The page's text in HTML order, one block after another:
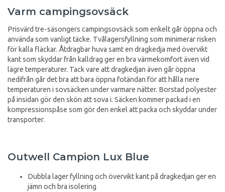
Varm campingsovsäck
Prisvärd tre-säsongers campingsovsäck som enkelt går öppna och
använda som vanligt täcke. Tvålagersfyllning som minimerar risken
för kalla fläckar. Åtdragbar huva samt en dragkedja med övervikt
kant som skyddar från kalldrag ger en bra värmekomfort även vid
lägre temperaturer. Tack vare att dragkedjan även går öppna
nedifrån går det bra att bara öppna fotändan för att hålla nere
temperaturen i sovsäcken under varmare nätter. Borstad polyester
på insidan gör den skön att sova i. Säcken kommer packad i en
kompressionspåse som gör den enkel att packa och skyddar under
transporter.
Outwell Campion Lux Blue
Dubbla lager fyllning och övervikt kant på dragkedjan ger en
jämn och bra isolering